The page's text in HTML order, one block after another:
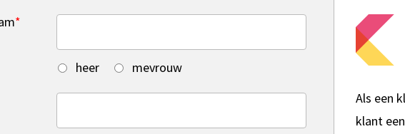
*
heer
mevrouw
Als een
klant